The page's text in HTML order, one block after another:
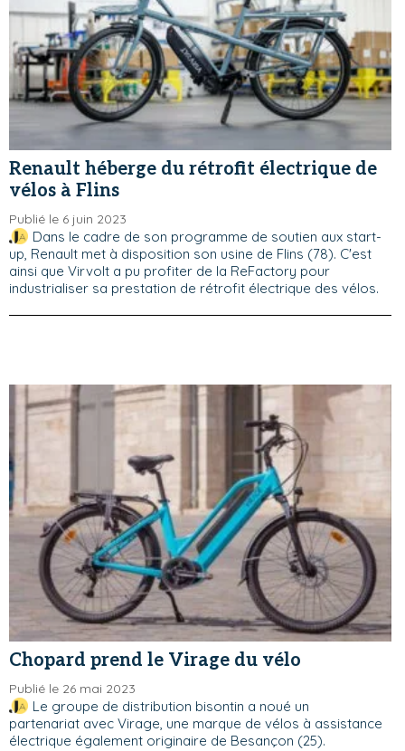
Renault héberge du rétrofit électrique de
vélos à Flins
Publié le 6 juin 2023
Dans le cadre de son programme de soutien aux start-
up, Renault met à disposition son usine de Flins (78). C'est
ainsi que Virvolt a pu profiter de la ReFactory pour
industrialiser sa prestation de rétrofit électrique des vélos.
Chopard prend le Virage du vélo
Publié le 26 mai 2023
Le groupe de distribution bisontin a noué un
partenariat avec Virage, une marque de vélos à assistance
électrique également originaire de Besançon (25).